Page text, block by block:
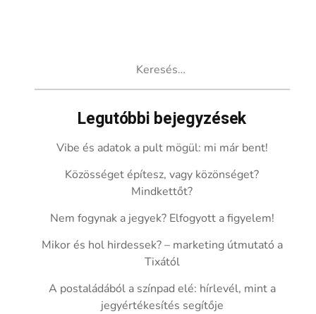
Legutóbbi bejegyzések
Vibe és adatok a pult mögül: mi már bent!
Közösséget építesz, vagy közönséget?
Mindkettőt?
Nem fogynak a jegyek? Elfogyott a figyelem!
Mikor és hol hirdessek? – marketing útmutató a
Tixától
A postaládából a színpad elé: hírlevél, mint a
jegyértékesítés segítője